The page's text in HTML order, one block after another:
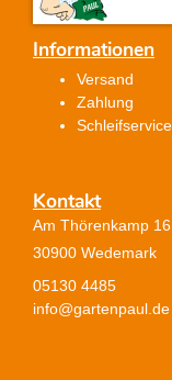
Informationen
Versand
Zahlung
Schleifservice
Kontakt
Am Thörenkamp 16
30900 Wedemark
05130 4485
info@gartenpaul.de